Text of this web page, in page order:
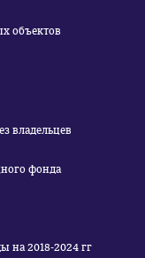
объектов
владельцев
фонда
на 2018-2024 гг